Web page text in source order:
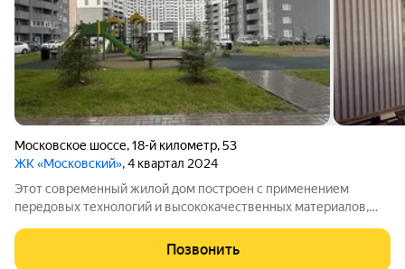
Московское шоссе,18-й километр,53
ЖК «Московский», 4 квартал 2024
Этот современный жилой дом построен с применением
передовых технологий и высококачественных материалов,
выполнен из негорючих материалов, лоджии остеклены
энергоэффективными стеклопакетами. Каждая
Позвонить